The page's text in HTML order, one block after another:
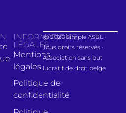
INFORMATIONS
LÉGALES
Mentions
légales
Politique de
confidentialité
@ 2026 Simple ASBL ·
Tous droits réservés ·
Association sans but
lucratif de droit belge